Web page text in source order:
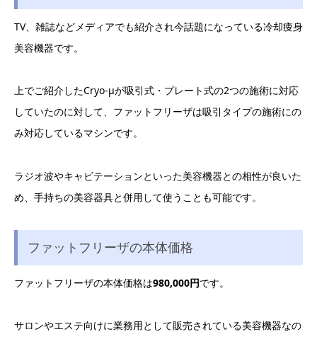
TV、雑誌などメディアでも紹介され今話題になっている冷却痩身
美容機器です。
上でご紹介したCryo-μが吸引式・プレート式の2つの施術に対応
していたのに対して、ファットフリーザは吸引タイプの施術にの
み対応しているマシンです。
ラジオ波やキャビテーションといった美容機器との相性が良いた
め、手持ちの美容器具と併用して使うことも可能です。
ファットフリーザの本体価格
ファットフリーザの本体価格は980,000円です。
サロンやエステ向けに業務用として販売されている美容機器なの